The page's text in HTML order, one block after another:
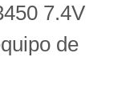
7.4V
de